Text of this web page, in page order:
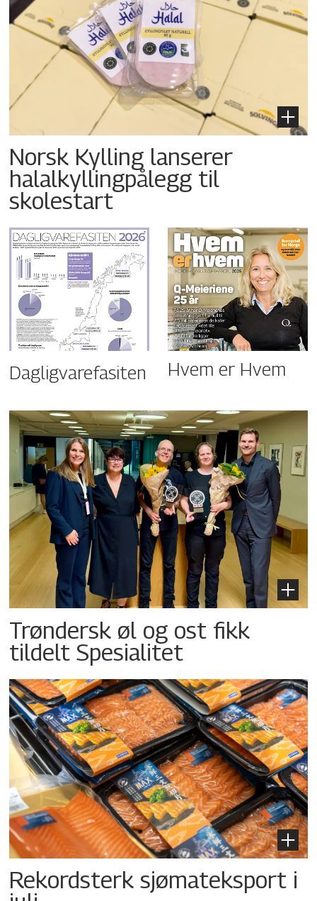
Norsk Kylling lanserer
halalkyllingpålegg til
skolestart
Dagligvarefasiten Hvem er Hvem
Trøndersk øl og ost fikk
tildelt Spesialitet
Rekordsterk sjømateksport i